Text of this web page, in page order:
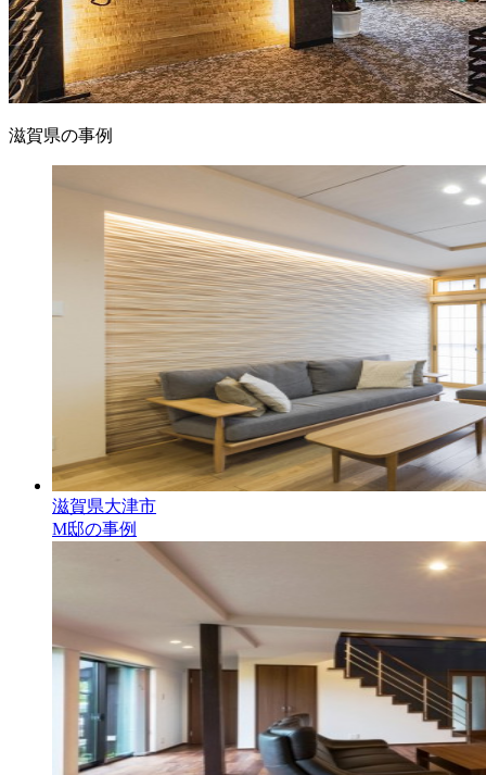
滋賀県の事例
滋賀県大津市
M邸の事例